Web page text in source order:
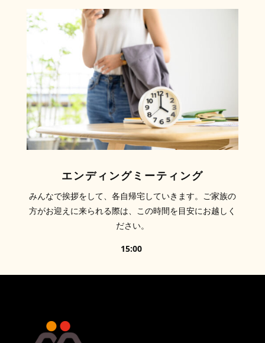
エンディングミーティング
みんなで挨拶をして、各自帰宅していきます。ご家族の
方がお迎えに来られる際は、この時間を目安にお越しく
ださい。
15:00